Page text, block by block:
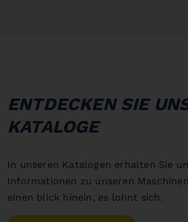
ENTDECKEN SIE
KATALOGE
In unseren Katalogen erhalten Sie
Informationen zu unseren
einen blick hinein, es lohnt sich.